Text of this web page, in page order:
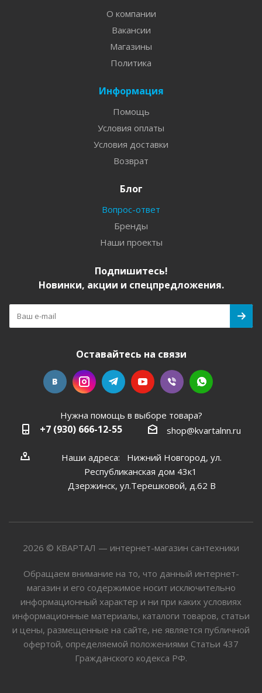
О компании
Вакансии
Магазины
Политика
Информация
Помощь
Условия оплаты
Условия доставки
Возврат
Блог
Вопрос-ответ
Бренды
Наши проекты
Подпишитесь!
Новинки, акции и спецпредложения.
Оставайтесь на связи
Нужна помощь в выборе товара?
+7 (930) 666-12-55 shop@kvartalnn.ru
Наши адреса: Нижний Новгород, ул.
Республиканская дом 43к1
Дзержинск, ул.Терешковой, д.62 В
2026 © КВАРТАЛ — интернет-магазин сантехники
Обращаем внимание на то, что данный интернет-
магазин и его содержимое носит исключительно
информационный характер и ни при каких условиях
информационные материалы, каталоги товаров, статьи
и цены, размещенные на сайте, не является публичной
офертой, определяемой положениями Статьи 437
Гражданского кодекса РФ.